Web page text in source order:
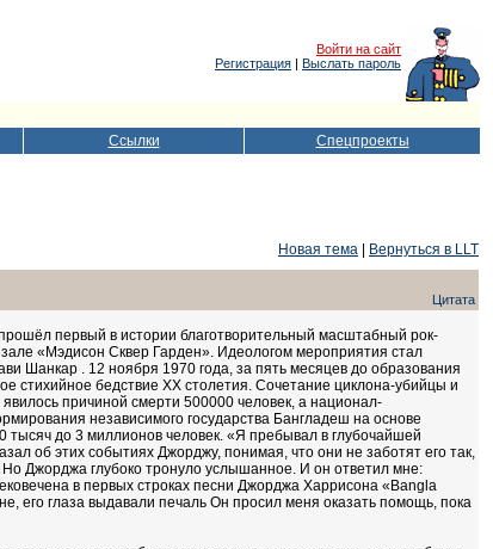
Войти на сайт
Регистрация | Выслать пароль
Ссылки Спецпроекты
Новая тема
Вернуться в LLT
Цитата
первый в истории благотворительный масштабный рок-
«Мэдисон Сквер Гарден». Идеологом мероприятия стал
Шанкар . 12 ноября 1970 года, за пять месяцев до образования
стихийное бедствие XX столетия. Сочетание циклона-убийцы и
причиной смерти 500000 человек, а национал-
независимого государства Бангладеш на основе
тысяч до 3 миллионов человек. «Я пребывал в глубочайшей
об этих событиях Джорджу, понимая, что они не заботят его так,
Но Джорджа глубоко тронуло услышанное. И он ответил мне:
в первых строках песни Джорджа Харрисона «Bangla
его глаза выдавали печаль Он просил меня оказать помощь, пока